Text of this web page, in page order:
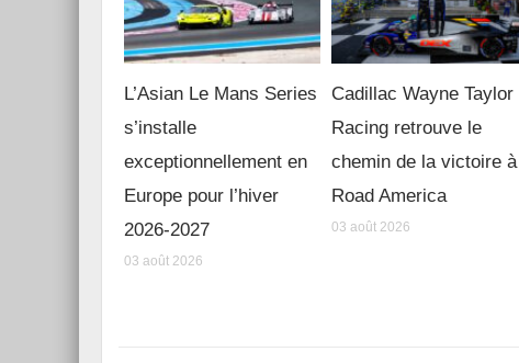
L’Asian Le Mans Series
s’installe
exceptionnellement en
Europe pour l’hiver
2026-2027
03 août 2026
Cadillac Wayne Taylor
Racing retrouve le
chemin de la victoire à
Road America
03 août 2026